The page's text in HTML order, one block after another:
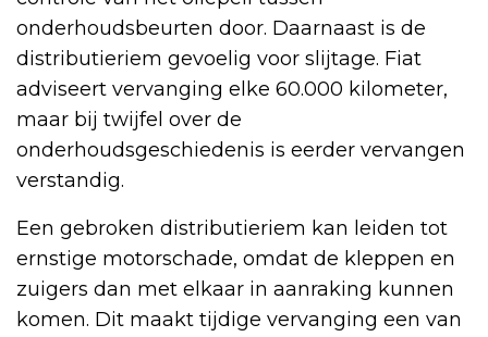
onderhoudsbeurten door. Daarnaast is de
distributieriem gevoelig voor slijtage. Fiat
adviseert vervanging elke 60.000 kilometer,
maar bij twijfel over de
onderhoudsgeschiedenis is eerder vervangen
verstandig.
Een gebroken distributieriem kan leiden tot
ernstige motorschade, omdat de kleppen en
zuigers dan met elkaar in aanraking kunnen
komen. Dit maakt tijdige vervanging een van